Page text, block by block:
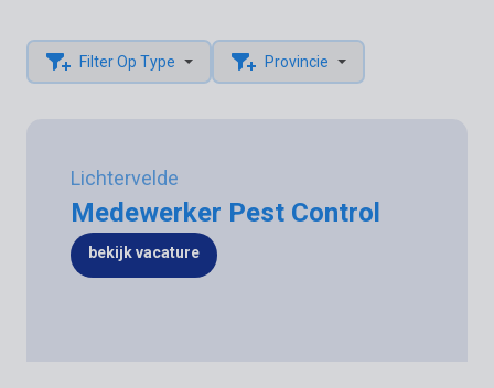
Filter Op Type Provincie
Lichtervelde
Medewerker Pest Control
bekijk vacature